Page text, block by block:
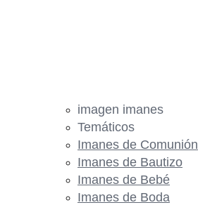
imagen imanes
Temáticos
Imanes de Comunión
Imanes de Bautizo
Imanes de Bebé
Imanes de Boda